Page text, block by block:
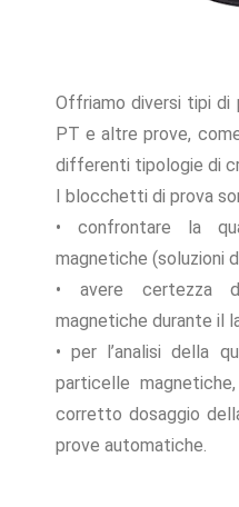
Offriamo diversi tipi di
PT e altre prove,
differenti tipologie di
I blocchetti di prova
• confrontare la
magnetiche (soluzioni
• avere certezza
magnetiche durante il
• per l’analisi della
particelle
corretto dosaggio
prove automatiche.